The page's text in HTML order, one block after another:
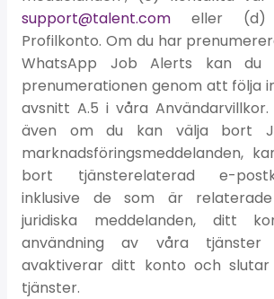
support@talent.com
eller (d)
Profilkonto. Om du har
WhatsApp Job Alerts kan du
prenumerationen genom att följa
avsnitt A.5 i våra
även om du kan välja bort
marknadsföringsmeddelanden,
bort tjänsterelaterad e-
inklusive de som är
juridiska meddelanden, ditt
användning av våra
avaktiverar ditt konto och slutar
tjänster.